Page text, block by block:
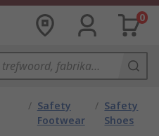
0
/ Safety
Footwear
/ Safety
Shoes